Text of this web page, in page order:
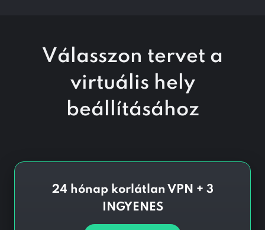
Válasszon tervet a
virtuális hely
beállításához
24 hónap korlátlan VPN + 3
INGYENES